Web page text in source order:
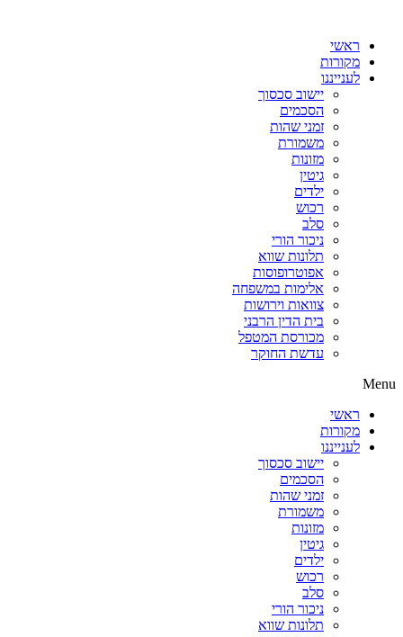
ראשי
מקורות
לענייננו
יישוב סכסוך
הסכמים
זמני שהות
משמורת
מזונות
גיטין
ילדים
רכוש
סלב
ניכור הורי
תלונות שווא
אפוטרופוסות
אלימות במשפחה
צוואות וירושות
בית הדין הרבני
מכורסת המטפל
עדשת החוקר
Menu
ראשי
מקורות
לענייננו
יישוב סכסוך
הסכמים
זמני שהות
משמורת
מזונות
גיטין
ילדים
רכוש
סלב
ניכור הורי
תלונות שווא